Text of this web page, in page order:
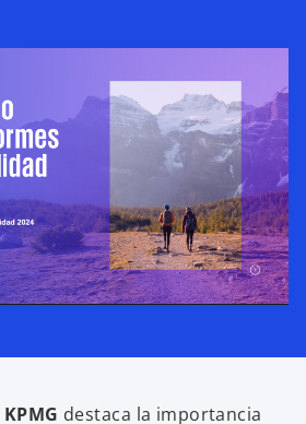
KPMG destaca la importancia